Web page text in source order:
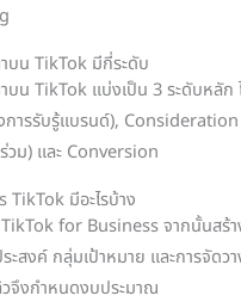
บน TikTok มีกี่ระดับ
บน TikTok แบ่งเป็น 3 ระดับหลัก
การรับรู้แบรนด์), Consideration
วม) และ Conversion
มีอะไรบ้าง
for Business จากนั้นสร้
ะสงค์ กลุ่มเป้าหมาย และการจัดวา
จึงกำหนดงบประมาณ